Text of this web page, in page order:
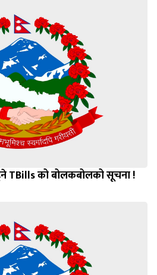
TBills को बोलकबोलको सूचना !